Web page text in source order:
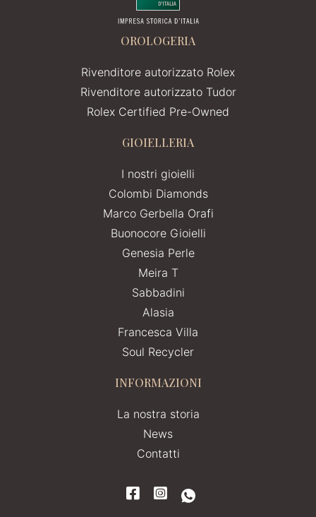
OROLOGERIA
Rivenditore autorizzato Rolex
Rivenditore autorizzato Tudor
Rolex Certified Pre-Owned
GIOIELLERIA
I nostri gioielli
Colombi Diamonds
Marco Gerbella Orafi
Buonocore Gioielli
Genesia Perle
Meira T
Sabbadini
Alasia
Francesca Villa
Soul Recycler
INFORMAZIONI
La nostra storia
News
Contatti